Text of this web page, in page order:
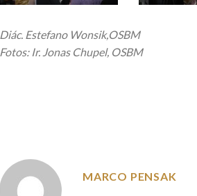
Diác. Estefano Wonsik,OSBM
Fotos: Ir. Jonas Chupel, OSBM
MARCO PENSAK